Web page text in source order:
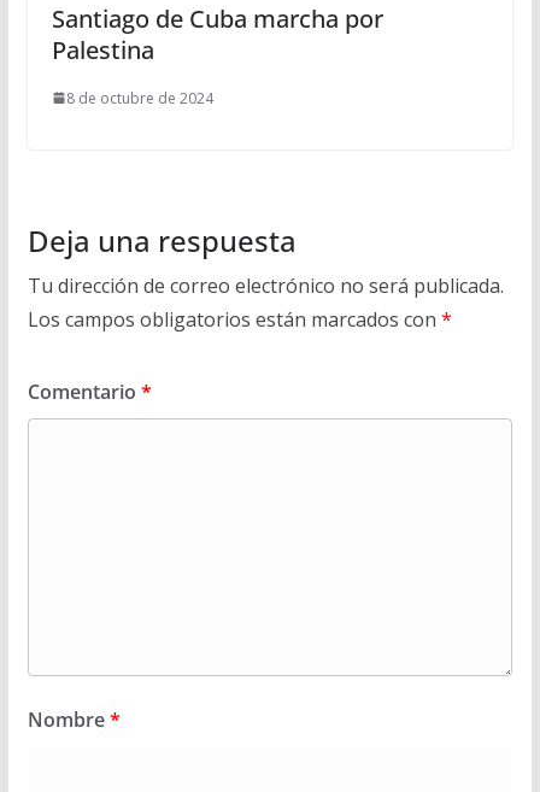
Santiago de Cuba marcha por
Palestina
8 de octubre de 2024
Deja una respuesta
Tu dirección de correo electrónico no será publicada.
Los campos obligatorios están marcados con *
Comentario *
Nombre*